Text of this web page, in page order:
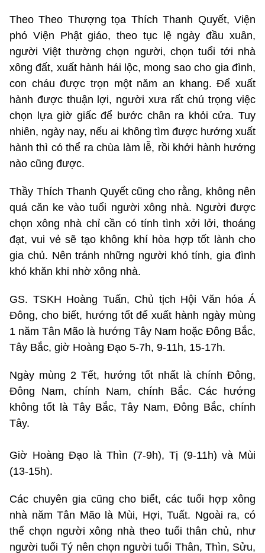
Theo Theo Thượng tọa Thích Thanh Quyết, Viện
phó Viện Phật giáo, theo tục lệ ngày đầu xuân,
người Việt thường chọn người, chọn tuổi tới nhà
xông đất, xuất hành hái lộc, mong sao cho gia đình,
con cháu được trọn một năm an khang. Để xuất
hành được thuận lợi, người xưa rất chú trọng việc
chọn lựa giờ giấc để bước chân ra khỏi cửa. Tuy
nhiên, ngày nay, nếu ai không tìm được hướng xuất
hành thì có thể ra chùa làm lễ, rồi khởi hành hướng
nào cũng được.
Thầy Thích Thanh Quyết cũng cho rằng, không nên
quá căn ke vào tuổi người xông nhà. Người được
chọn xông nhà chỉ cần có tính tình xởi lởi, thoáng
đạt, vui vẻ sẽ tạo không khí hòa hợp tốt lành cho
gia chủ. Nên tránh những người khó tính, gia đình
khó khăn khi nhờ xông nhà.
GS. TSKH Hoàng Tuấn, Chủ tịch Hội Văn hóa Á
Đông, cho biết, hướng tốt để xuất hành ngày mùng
1 năm Tân Mão là hướng Tây Nam hoặc Đông Bắc,
Tây Bắc, giờ Hoàng Đạo 5-7h, 9-11h, 15-17h.
Ngày mùng 2 Tết, hướng tốt nhất là chính Đông,
Đông Nam, chính Nam, chính Bắc. Các hướng
không tốt là Tây Bắc, Tây Nam, Đông Bắc, chính
Tây.
Giờ Hoàng Đạo là Thìn (7-9h), Tị (9-11h) và Mùi
(13-15h).
Các chuyên gia cũng cho biết, các tuổi hợp xông
nhà năm Tân Mão là Mùi, Hợi, Tuất. Ngoài ra, có
thể chọn người xông nhà theo tuổi thân chủ, như
người tuổi Tý nên chọn người tuổi Thân, Thìn, Sửu,